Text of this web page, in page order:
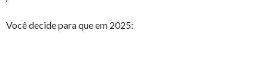
Você decide para que em 2025: